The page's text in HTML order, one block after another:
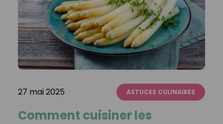
27 mai 2025 ASTUCES CULINAIRES
Comment cuisiner les